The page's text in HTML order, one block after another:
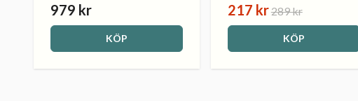
979 kr
KÖP
217 kr289 kr
KÖP